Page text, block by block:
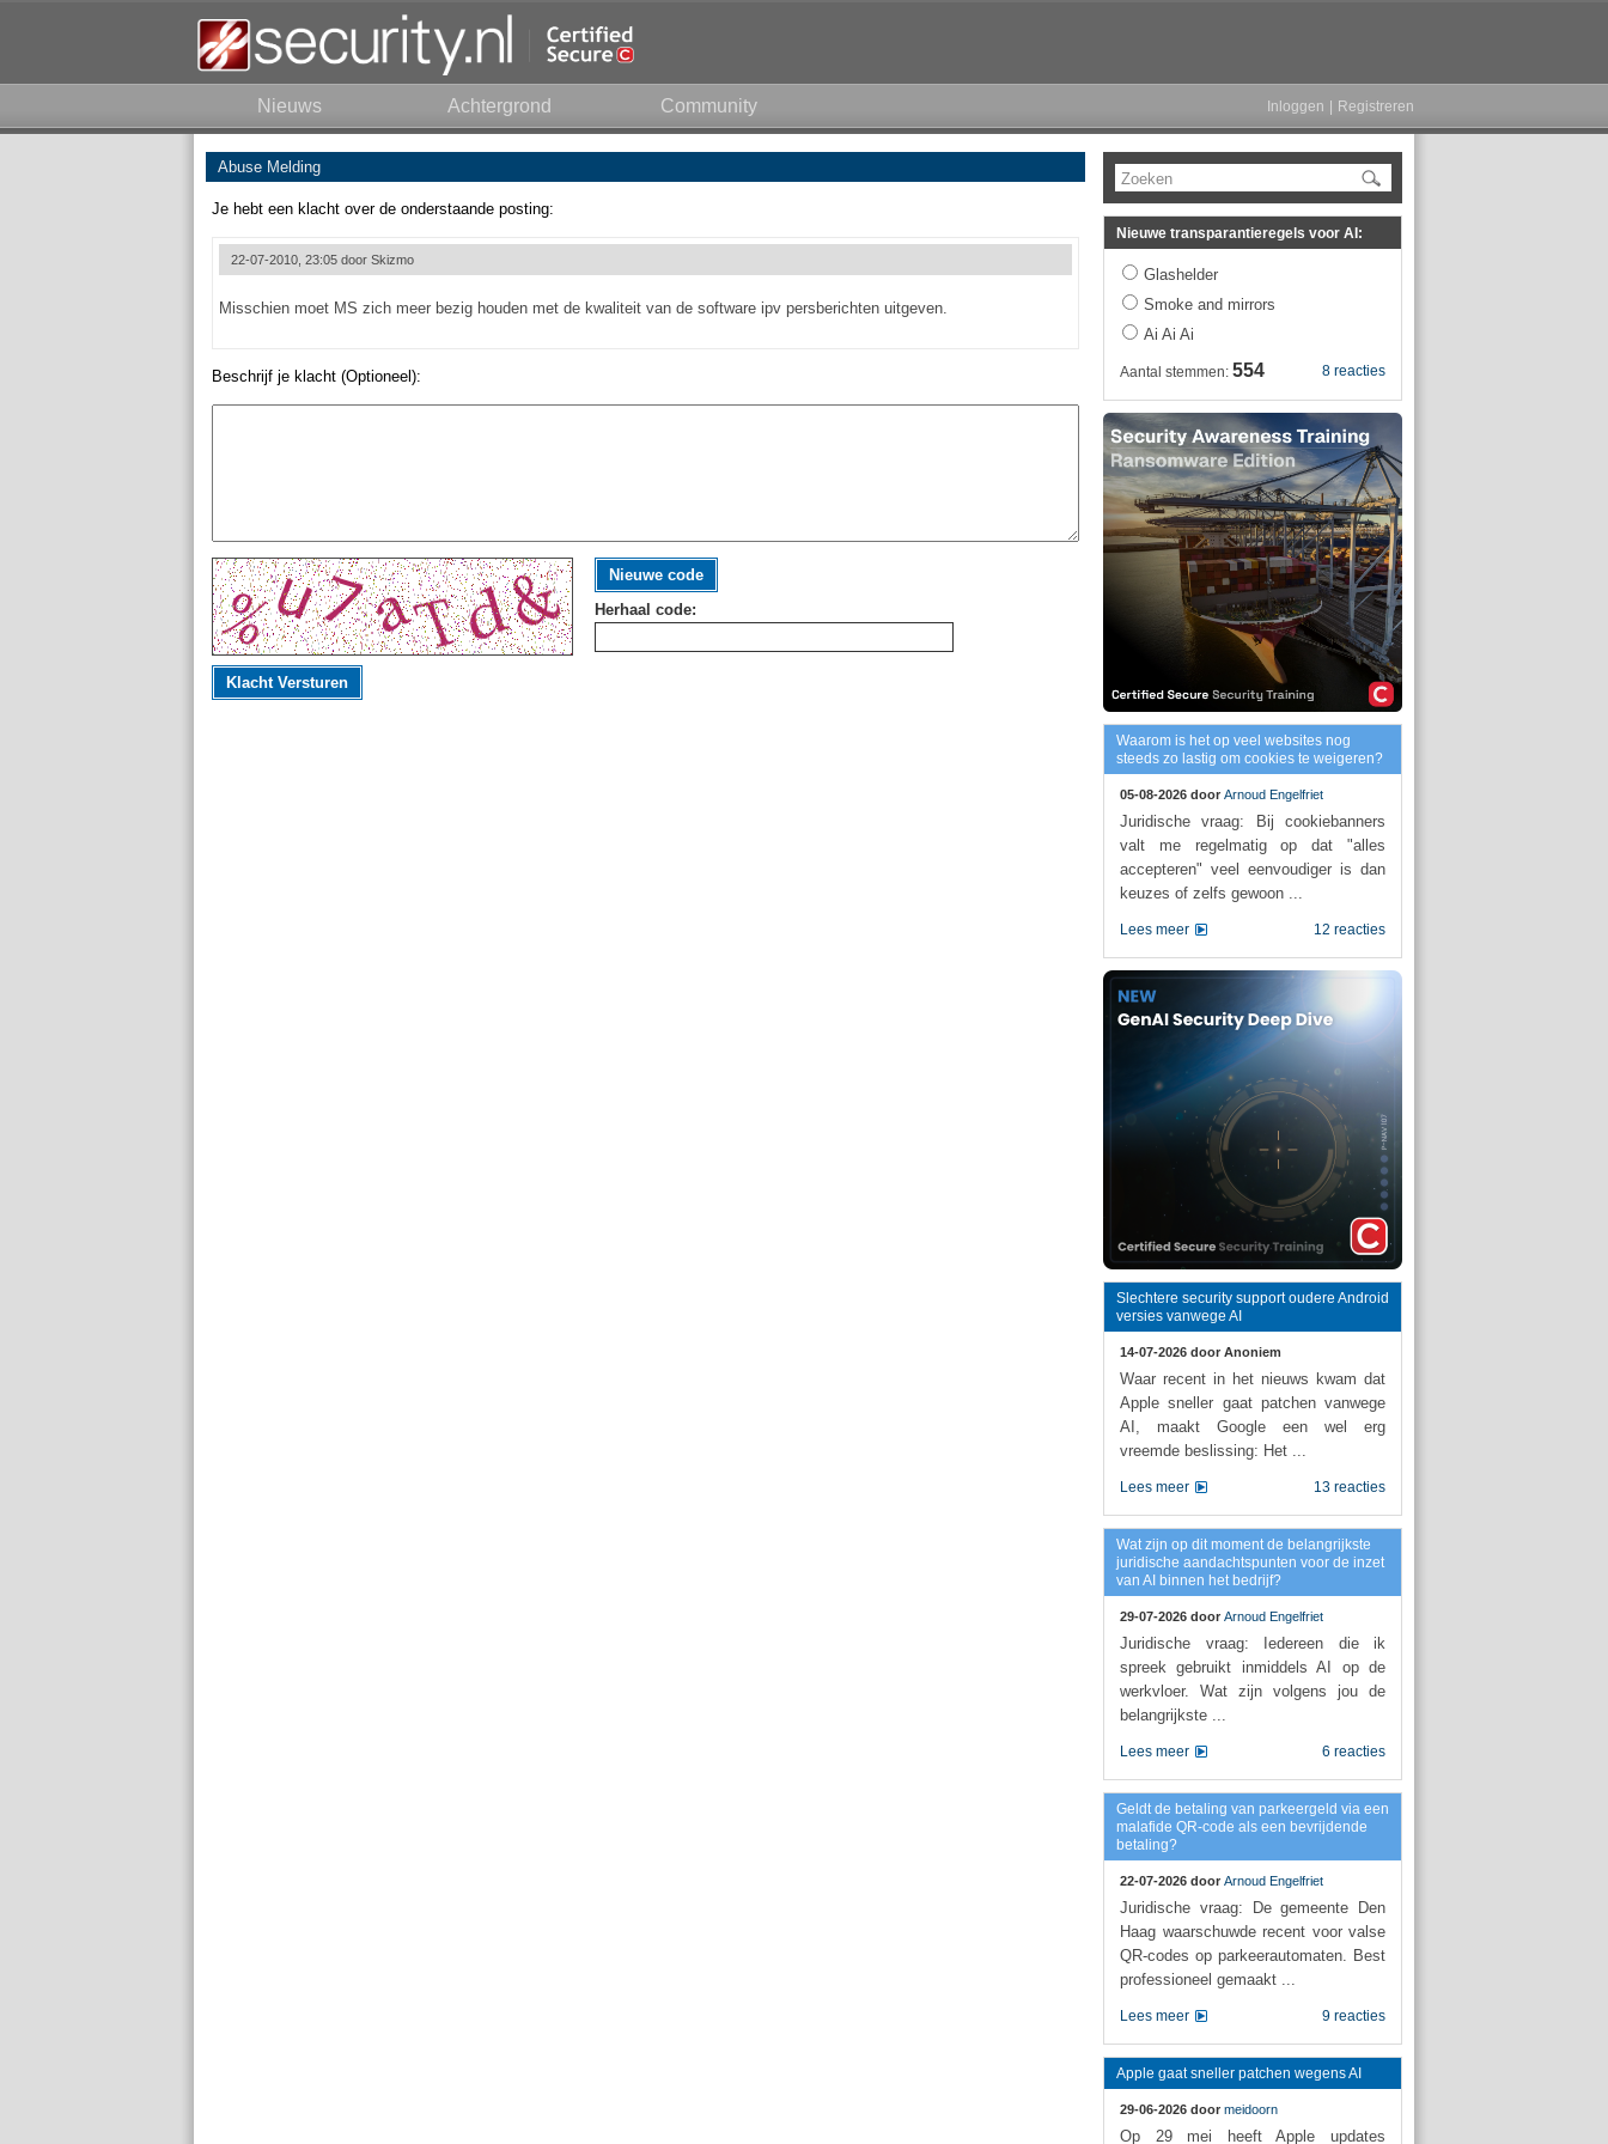
Nieuws Achtergrond Community Inloggen Registreren
Abuse Melding
Je hebt een klacht over de onderstaande posting:
22-07-2010, 23:05 door Skizmo
Misschien moet MS zich meer bezig houden met de kwaliteit van de software ipv persberichten uitgeven.
Beschrijf je klacht (Optioneel):
Nieuwe code
Herhaal code:
Klacht Versturen
Zoeken
Nieuwe transparantieregels voor AI:
Glashelder
Smoke and mirrors
Ai Ai Ai
8 reacties
Aantal stemmen: 554
Waarom is het op veel websites nog
steeds zo lastig om cookies te weigeren?
05-08-2026 door Arnoud Engelfriet
Juridische vraag: Bij cookiebanners
valt me regelmatig op dat "alles
accepteren" veel eenvoudiger is dan
keuzes of zelfs gewoon ...
12 reacties
Lees meer
Slechtere security support oudere Android
versies vanwege AI
14-07-2026 door Anoniem
Waar recent in het nieuws kwam dat
Apple sneller gaat patchen vanwege
AI, maakt Google een wel erg
vreemde beslissing: Het ...
13 reacties
Lees meer
Wat zijn op dit moment de belangrijkste
juridische aandachtspunten voor de inzet
van AI binnen het bedrijf?
29-07-2026 door Arnoud Engelfriet
Juridische vraag: Iedereen die ik
spreek gebruikt inmiddels AI op de
werkvloer. Wat zijn volgens jou de
belangrijkste ...
6 reacties
Lees meer
Geldt de betaling van parkeergeld via een
malafide QR-code als een bevrijdende
betaling?
22-07-2026 door Arnoud Engelfriet
Juridische vraag: De gemeente Den
Haag waarschuwde recent voor valse
QR-codes op parkeerautomaten. Best
professioneel gemaakt ...
9 reacties
Lees meer
Apple gaat sneller patchen wegens AI
29-06-2026 door meidoorn
Op 29 mei heeft Apple updates